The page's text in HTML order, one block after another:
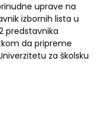
uprave na
izbornih lista u
predstavnika
da pripreme
za školsku